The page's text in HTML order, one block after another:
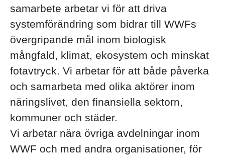
samarbete arbetar vi för att driva
systemförändring som bidrar till WWFs
övergripande mål inom biologisk
mångfald, klimat, ekosystem och minskat
fotavtryck. Vi arbetar för att både påverka
och samarbeta med olika aktörer inom
näringslivet, den finansiella sektorn,
kommuner och städer.
Vi arbetar nära övriga avdelningar inom
WWF och med andra organisationer, för